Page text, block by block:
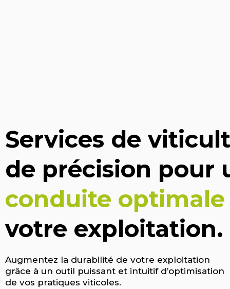
Services de
de précision pour
conduite optimale
votre exploitation.
Augmentez la durabilité de votre exploitation
grâce à un outil puissant et intuitif d’optimisation
de vos pratiques viticoles.